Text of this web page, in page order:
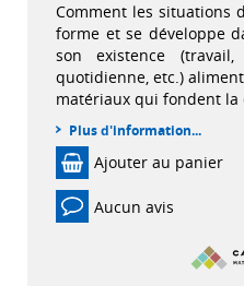
Comment les situations
forme et se développe
son existence
quotidienne, etc.)
matériaux qui fondent la
Plus d'information...
Ajouter au panier
Aucun avis